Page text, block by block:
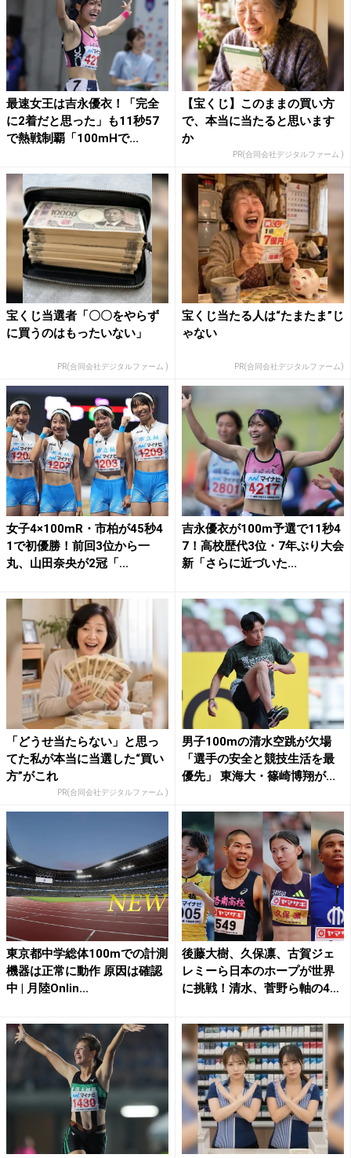
最速女王は吉永優衣！「完全
に2着だと思った」も11秒57
で熱戦制覇「100mHで...
【宝くじ】このままの買い方
で、本当に当たると思います
か
PR(合同会社デジタルファーム )
宝くじ当選者「〇〇をやらず
に買うのはもったいない」
PR(合同会社デジタルファーム )
宝くじ当たる人は“たまたま”じ
ゃない
PR(合同会社デジタルファーム)
女子4×100mR・市柏が45秒4
1で初優勝！前回3位から一
丸、山田奈央が2冠「...
吉永優衣が100m予選で11秒4
7！高校歴代3位・7年ぶり大会
新「さらに近づいた...
「どうせ当たらない」と思っ
てた私が本当に当選した“買い
方”がこれ
PR(合同会社デジタルファーム )
男子100mの清水空跳が欠場
「選手の安全と競技生活を最
優先」 東海大・篠崎博翔が...
東京都中学総体100mでの計測
機器は正常に動作 原因は確認
中 | 月陸Onlin...
後藤大樹、久保凛、古賀ジェ
レミーら日本のホープが世界
に挑戦！清水、菅野ら軸の4